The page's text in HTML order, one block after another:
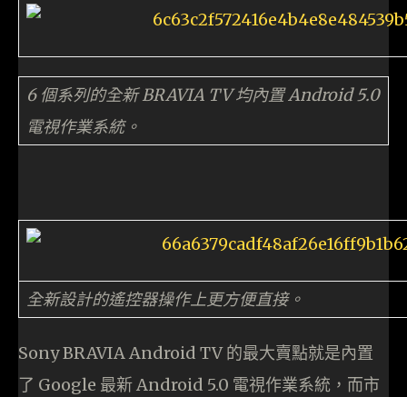
6 個系列的全新 BRAVIA TV 均內置 Android 5.0
電視作業系統。
全新設計的遙控器操作上更方便直接。
Sony BRAVIA Android TV 的最大賣點就是內置
了 Google 最新 Android 5.0 電視作業系統，而市